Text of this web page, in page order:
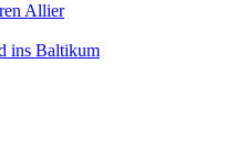
Allier
ins Baltikum